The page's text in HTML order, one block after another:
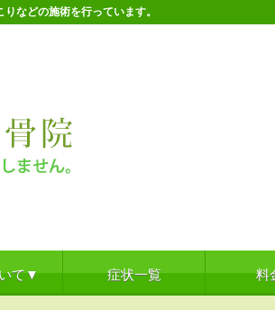
などの施術を行っています。
て▼ 症状一覧 料